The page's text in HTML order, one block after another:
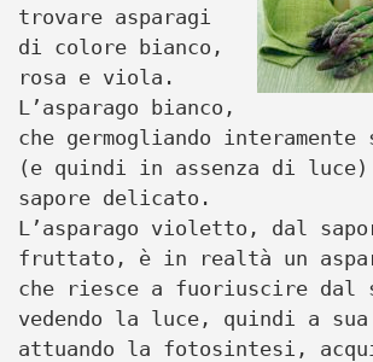
trovare asparagi
di colore bianco,
rosa e viola.
L’asparago bianco,
che germogliando
(e quindi in assenza di luce)
sapore delicato.
L’asparago violetto, dal
fruttato, è in realtà un
che riesce a fuoriuscire dal
vedendo la luce, quindi a
attuando la fotosintesi,